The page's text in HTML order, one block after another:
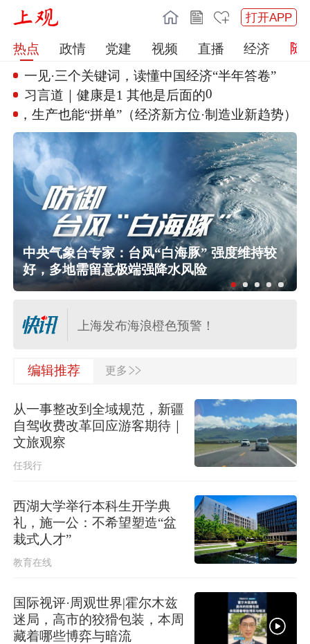
打开APP
热点 政情 党建 视频 直播
经济
一见·三个关键词，读懂中国经济“半年答卷”
习言道｜健康是1 其他是后面的0
造，生产也能“拼单”（经济新方位·制造业新趋势）
中央气象台专家：台风“白海豚” 强度维持较
好，多地需留意极端强降水风险
伊朗媒体发布伊朗最高领袖视频
上海发布海浪橙色预警！
水利部将针对浙江省的洪水防御应急
河南驻马店西平县“7·30”故意伤害案件
犯罪嫌疑人夏某钢被抓获
应急管理部针对安徽启动国家地质灾
害四级应急响应
上海发布海浪橙色预警！
编辑推荐 更多 >>
从一事整改到全域规范，新疆
自驾收费改革回应游客期待｜
文旅观察
任我行
西湖大学举行本科生开学典
礼，施一公：不希望塑造“盆
栽式人才”
教育在线
国际视评·周观世界|霍尔木兹
迷局，高市的狡猾包装，本周
藏着哪些博弈与暗流